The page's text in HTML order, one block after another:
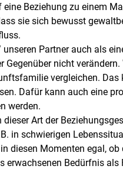
Beziehung zu einem
sie sich bewusst
Partner auch als
Gegenüber nicht
vergleichen.
Dafür kann auch eine
werden.
Art der
in schwierigen
diesen Momenten egal,
erwachsenen Bedürfnis